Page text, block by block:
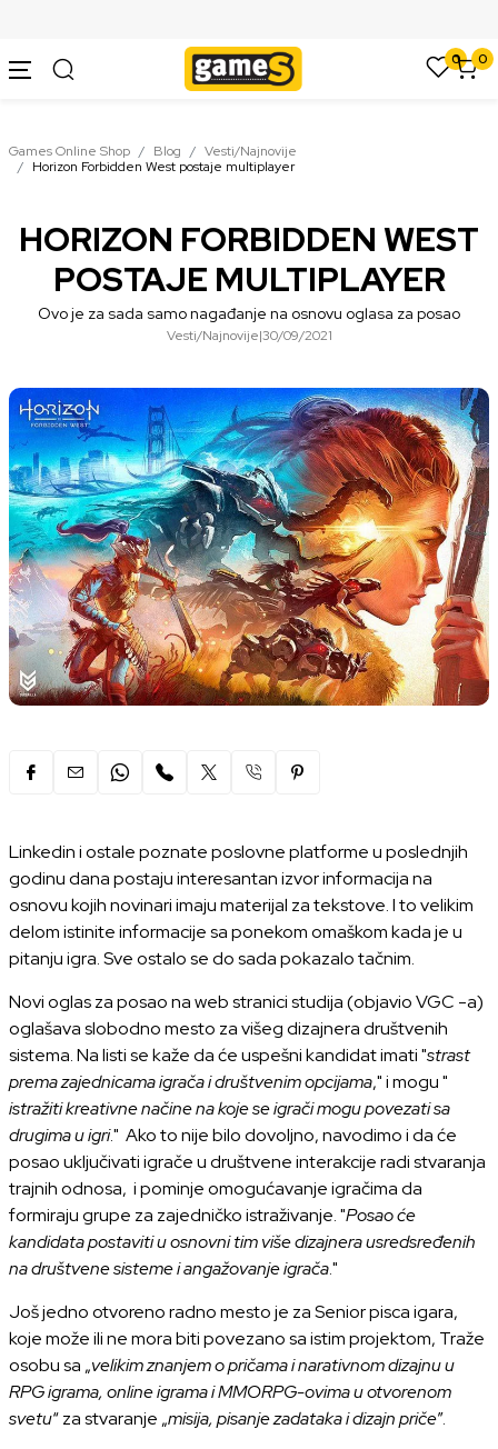
0 0
Games Online Shop Blog
Vesti/Najnovije
Horizon Forbidden West postaje multiplayer
HORIZON FORBIDDEN WEST
POSTAJE MULTIPLAYER
Ovo je za sada samo nagađanje na osnovu oglasa za posao
Vesti/Najnovije|30/09/2021
Linkedin i ostale poznate poslovne platforme u poslednjih
godinu dana postaju interesantan izvor informacija na
osnovu kojih novinari imaju materijal za tekstove. I to velikim
delom istinite informacije sa ponekom omaškom kada je u
pitanju igra. Sve ostalo se do sada pokazalo tačnim.
Novi oglas za posao na web stranici studija (objavioVGC -a)
oglašava slobodno mesto za višeg dizajnera društvenih
sistema. Na listi se kaže da će uspešni kandidat imati "strast
prema zajednicama igrača i društvenim opcijama," i mogu "
istražiti kreativne načine na koje se igrači mogu povezati sa
drugima u igri." Ako to nije bilo dovoljno, navodimo i da će
posao uključivati igrače u društvene interakcije radi stvaranja
trajnih odnosa, i pominje omogućavanje igračima da
formiraju grupe za zajedničko istraživanje. "Posao će
kandidata postaviti u osnovni tim više dizajnera usredsređenih
na društvene sisteme i angažovanje igrača."
Još jedno otvoreno radno mesto je za Senior pisca igara,
koje može ili ne mora biti povezano sa istim projektom, Traže
osobu sa „velikim znanjem o pričama i narativnom dizajnu u
RPG igrama, online igrama i MMORPG-ovima u otvorenom
svetu“ za stvaranje „misija, pisanje zadataka i dizajn priče”.